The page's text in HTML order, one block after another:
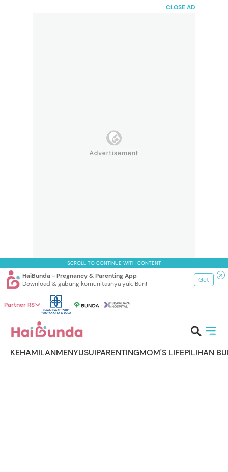
CLOSE AD
SCROLL TO CONTINUE WITH CONTENT
HaiBunda - Pregnancy & Parenting App
Download & gabung komunitasnya yuk, Bun!
Get
Partner RS
KEHAMILANMENYUSUIPARENTINGMOM'S LIFEPILIHAN